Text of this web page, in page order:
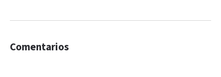
Comentarios